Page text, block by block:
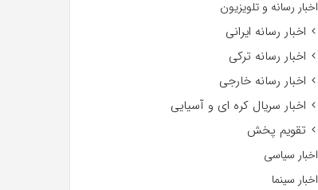
اخبار رسانه و تلویزیون
اخبار رسانه ایرانی
اخبار رسانه ترکی
اخبار رسانه خارجی
اخبار سریال کره ای و آسیایی
تقویم پخش
اخبار سیاسی
اخبار سینما